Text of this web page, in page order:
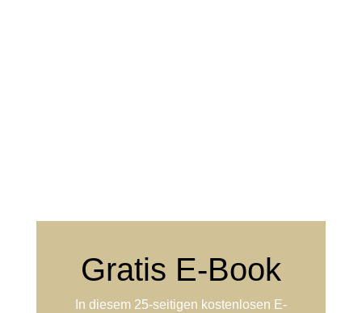
Gratis E-Book
In diesem 25-seitigen kostenlosen E-